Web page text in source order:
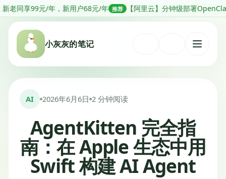
跳
转
新用户68元/年 推荐 【阿里云】分钟级部署OpenClaw，低至68元1年
小灰灰的笔记
打
AI 2026年6月6日 2 分钟阅读
AgentKitten 完全指
南：在 Apple 生态中用
Swift 构建 AI Agent